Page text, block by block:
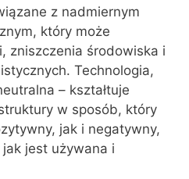
z nadmiernym
który może
zniszczenia środowiska i
Technologia,
– kształtuje
w sposób, który
jak i negatywny,
jest używana i